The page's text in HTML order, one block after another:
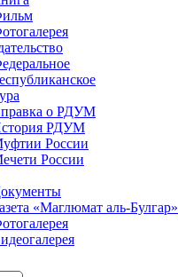
о РДУМ
РДУМ
России
России
«Маглюмат аль-Булгар»